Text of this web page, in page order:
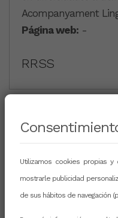
Acompanyament
Página web: -
RRSS
Utilizamos cookies propias
mostrarle publicidad
de sus hábitos de navegación